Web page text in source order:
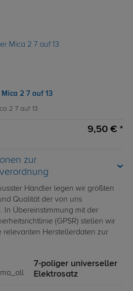
2 7 auf 13
2 7 auf 13
9,50 € *
zur
Händler legen wir größten
Qualität der von uns
In Übereinstimmung mit der
(GPSR) stellen wir
relevanten Herstellerdaten zur
7-poliger universeller
Elektrosatz